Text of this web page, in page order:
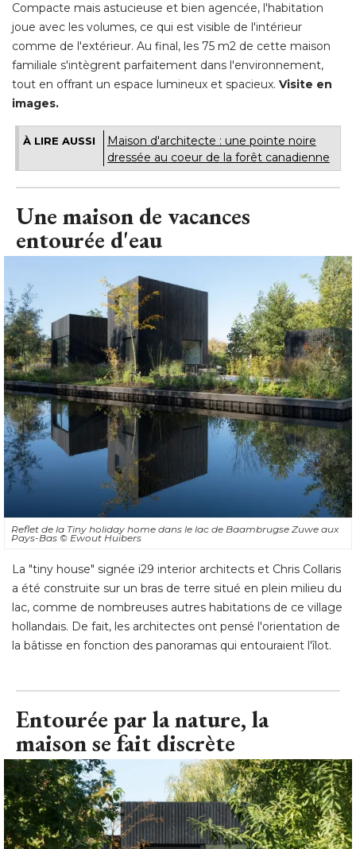
Compacte mais astucieuse et bien agencée, l'habitation
joue avec les volumes, ce qui est visible de l'intérieur
comme de l'extérieur. Au final, les 75 m2 de cette maison
familiale s'intègrent parfaitement dans l'environnement,
tout en offrant un espace lumineux et spacieux. Visite en
images.
À LIRE AUSSI
Maison d'architecte : une pointe noire
dressée au coeur de la forêt canadienne
Une maison de vacances
entourée d'eau
Reflet de la Tiny holiday home dans le lac de Baambrugse Zuwe aux
Pays-Bas © Ewout Huibers
La "tiny house" signée i29 interior architects et Chris Collaris
a été construite sur un bras de terre situé en plein milieu du
lac, comme de nombreuses autres habitations de ce village
hollandais. De fait, les architectes ont pensé l'orientation de
la bâtisse en fonction des panoramas qui entouraient l'îlot.
Entourée par la nature, la
maison se fait discrète